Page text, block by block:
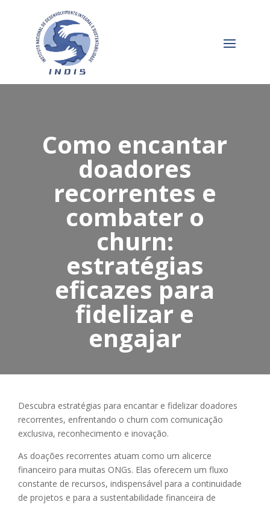
Como encantar
doadores
recorrentes e
combater o
churn:
estratégias
eficazes para
fidelizar e
engajar
Descubra estratégias para encantar e fidelizar doadores
recorrentes, enfrentando o churn com comunicação
exclusiva, reconhecimento e inovação.
As doações recorrentes atuam como um alicerce
financeiro para muitas ONGs. Elas oferecem um fluxo
constante de recursos, indispensável para a continuidade
de projetos e para a sustentabilidade financeira de